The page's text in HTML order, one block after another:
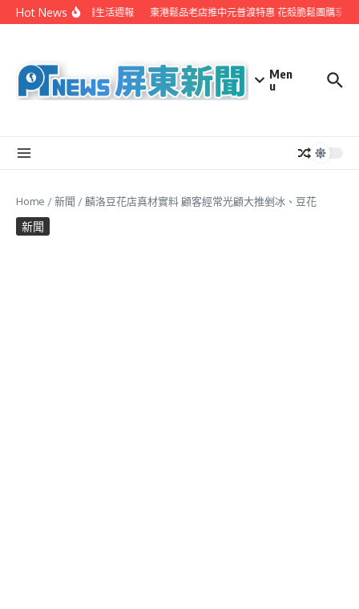
Skip to content
Hot NewsEYE台灣生活週報 東港鬆品老店推中元普渡特惠 花殼脆鬆團購享超
Men
u
Home /新聞 / 麟洛豆花店真材實料 顧客經常光顧大推剉冰、豆花
新聞